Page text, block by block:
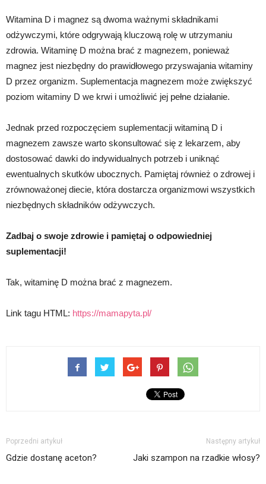
Witamina D i magnez są dwoma ważnymi składnikami
odżywczymi, które odgrywają kluczową rolę w utrzymaniu
zdrowia. Witaminę D można brać z magnezem, ponieważ
magnez jest niezbędny do prawidłowego przyswajania witaminy
D przez organizm. Suplementacja magnezem może zwiększyć
poziom witaminy D we krwi i umożliwić jej pełne działanie.
Jednak przed rozpoczęciem suplementacji witaminą D i
magnezem zawsze warto skonsultować się z lekarzem, aby
dostosować dawki do indywidualnych potrzeb i uniknąć
ewentualnych skutków ubocznych. Pamiętaj również o zdrowej i
zrównoważonej diecie, która dostarcza organizmowi wszystkich
niezbędnych składników odżywczych.
Zadbaj o swoje zdrowie i pamiętaj o odpowiedniej
suplementacji!
Tak, witaminę D można brać z magnezem.
Link tagu HTML: https://mamapyta.pl/
Poprzedni artykuł
Gdzie dostanę aceton?
Następny artykuł
Jaki szampon na rzadkie włosy?